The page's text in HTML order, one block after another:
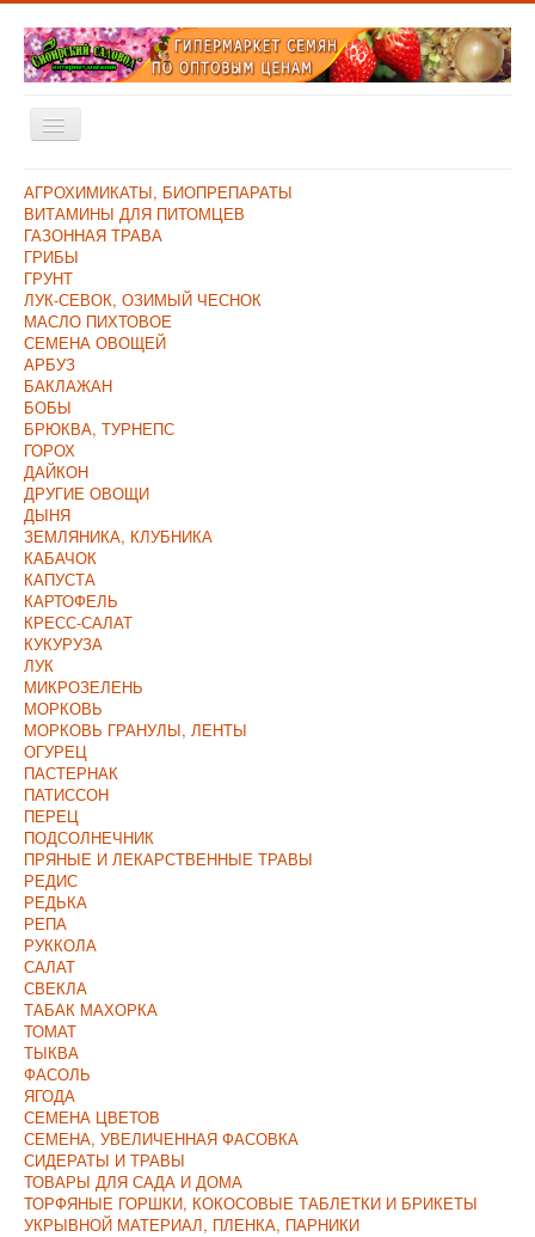
Включить/
выключить
Главная
Каталог
Оплата и Доставка
Контакты
О компании
Прайс/Поступления
Скидки
АГРОХИМИКАТЫ, БИОПРЕПАРАТЫ
ВИТАМИНЫ ДЛЯ ПИТОМЦЕВ
ГАЗОННАЯ ТРАВА
ГРИБЫ
ГРУНТ
ЛУК-СЕВОК, ОЗИМЫЙ ЧЕСНОК
МАСЛО ПИХТОВОЕ
СЕМЕНА ОВОЩЕЙ
АРБУЗ
БАКЛАЖАН
БОБЫ
БРЮКВА, ТУРНЕПС
ГОРОХ
ДАЙКОН
ДРУГИЕ ОВОЩИ
ДЫНЯ
ЗЕМЛЯНИКА, КЛУБНИКА
КАБАЧОК
КАПУСТА
КАРТОФЕЛЬ
КРЕСС-САЛАТ
КУКУРУЗА
ЛУК
МИКРОЗЕЛЕНЬ
МОРКОВЬ
МОРКОВЬ ГРАНУЛЫ, ЛЕНТЫ
ОГУРЕЦ
ПАСТЕРНАК
ПАТИССОН
ПЕРЕЦ
ПОДСОЛНЕЧНИК
ПРЯНЫЕ И ЛЕКАРСТВЕННЫЕ ТРАВЫ
РЕДИС
РЕДЬКА
РЕПА
РУККОЛА
САЛАТ
СВЕКЛА
ТАБАК МАХОРКА
ТОМАТ
ТЫКВА
ФАСОЛЬ
ЯГОДА
СЕМЕНА ЦВЕТОВ
СЕМЕНА, УВЕЛИЧЕННАЯ ФАСОВКА
СИДЕРАТЫ И ТРАВЫ
ТОВАРЫ ДЛЯ САДА И ДОМА
ТОРФЯНЫЕ ГОРШКИ, КОКОСОВЫЕ ТАБЛЕТКИ И БРИКЕТЫ
УКРЫВНОЙ МАТЕРИАЛ, ПЛЕНКА, ПАРНИКИ